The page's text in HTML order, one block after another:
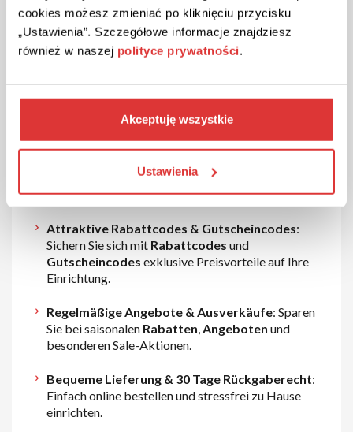
cookies możesz zmieniać po kliknięciu przycisku
„Ustawienia”. Szczegółowe informacje znajdziesz
również w naszej polityce prywatności.
Akceptuję wszystkie
Ustawienia
Warum bei home24 bestellen?
Produkte in verschiedenen Stilen und
Preiskategorien.
Attraktive Rabattcodes & Gutscheincodes:
Sichern Sie sich mit Rabattcodes und
Gutscheincodes exklusive Preisvorteile auf Ihre
Einrichtung.
Regelmäßige Angebote & Ausverkäufe: Sparen
Sie bei saisonalen Rabatten,Angeboten und
besonderen Sale-Aktionen.
Bequeme Lieferung & 30 Tage Rückgaberecht:
Einfach online bestellen und stressfrei zu Hause
einrichten.